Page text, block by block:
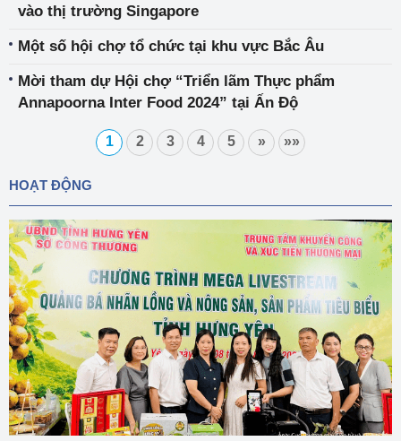
vào thị trường Singapore
Một số hội chợ tổ chức tại khu vực Bắc Âu
Mời tham dự Hội chợ “Triển lãm Thực phẩm
Annapoorna Inter Food 2024” tại Ấn Độ
1 2 3 4 5 » »»
HOẠT ĐỘNG